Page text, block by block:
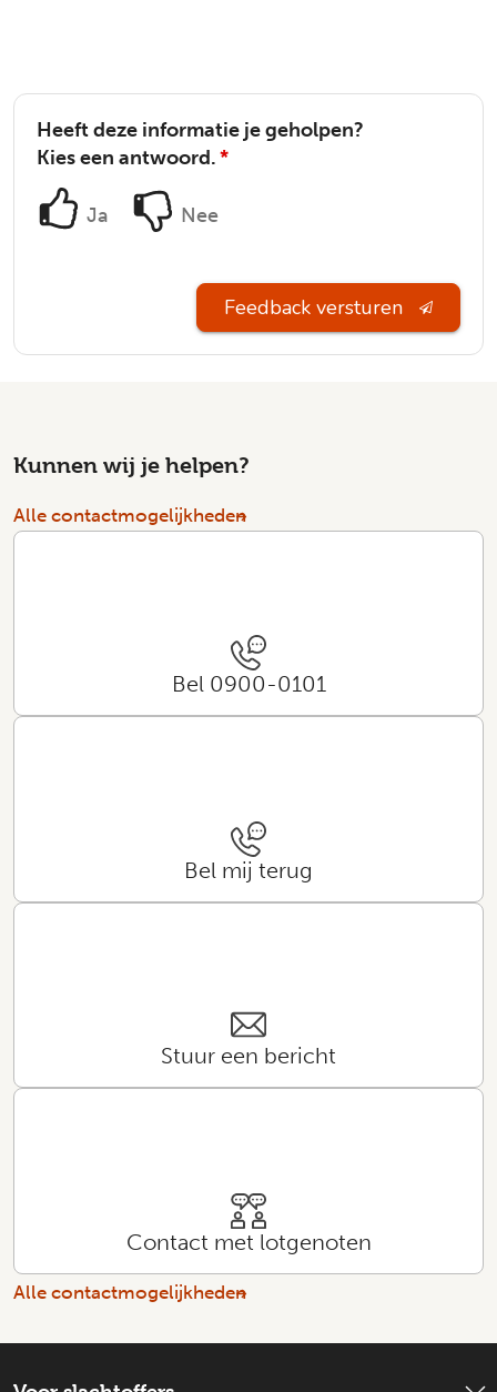
Heeft deze informatie je geholpen?
Kies een antwoord.*
Ja Nee
Feedback versturen
Kunnen wij je helpen?
Alle contactmogelijkheden
Bel 0900-0101
Bel mij terug
Stuur een bericht
Contact met lotgenoten
Alle contactmogelijkheden